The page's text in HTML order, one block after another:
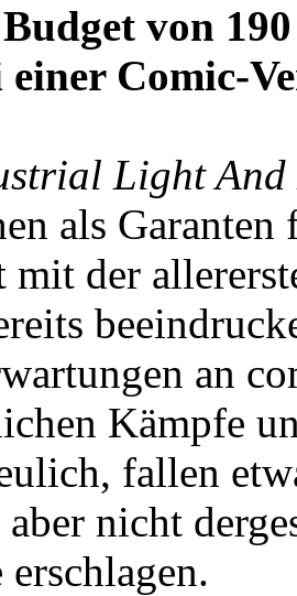
von
einer Comic-
Light And
als
der
an
Kämpfe
fallen
nicht